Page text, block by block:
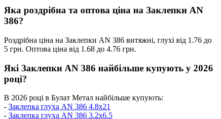
Яка роздрібна та оптова ціна на Заклепки AN
386?
Роздрібна ціна на Заклепки AN 386 витяжні, глухі від 1.76 до
5 грн. Оптова ціна від 1.68 до 4.76 грн.
Які Заклепки AN 386 найбільше купують у 2026
році?
В 2026 році в Булат Метал найбільше купують:
- Заклепка глуха AN 386 4.8x21
- Заклепка глуха AN 386 3.2x6.5